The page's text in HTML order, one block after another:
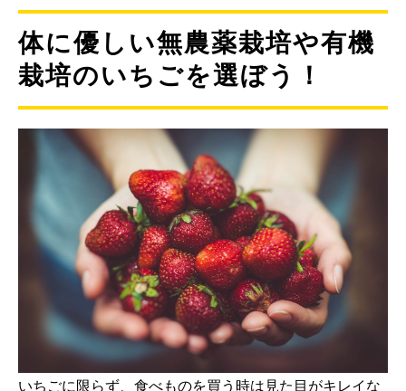
体に優しい無農薬栽培や有機
栽培のいちごを選ぼう！
いちごに限らず、食べものを買う時は見た目がキレイな